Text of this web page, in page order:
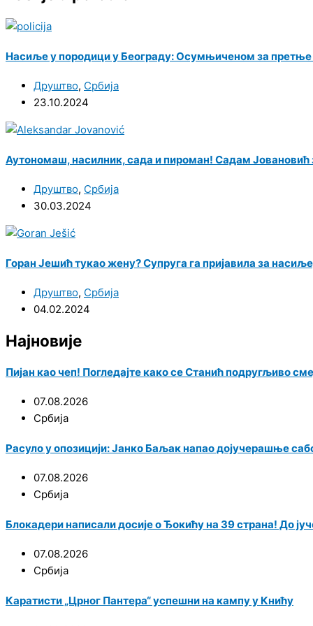
Насиље у породици у Београду: Осумњиченом за претње
Друштво, Србија
23.10.2024
Аутономаш, насилник, сада и пироман! Садам Јовановић
Друштво, Србија
30.03.2024
Горан Јешић тукао жену? Супруга га пријавила за
Друштво, Србија
04.02.2024
Најновије
Пијан као чеп! Погледајте како се Станић подругљиво
07.08.2026
Србија
Расуло у опозицији: Јанко Баљак напао дојучерашње
07.08.2026
Србија
Блокадери написали досије о Ђокићу на 39 страна! До
07.08.2026
Србија
Каратисти „Црног Пантера“ успешни на кампу у Книћу